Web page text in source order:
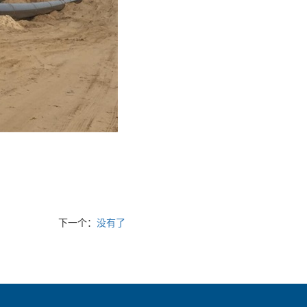
下一个：没有了